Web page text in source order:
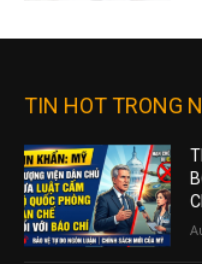
TIN HOT TRONG